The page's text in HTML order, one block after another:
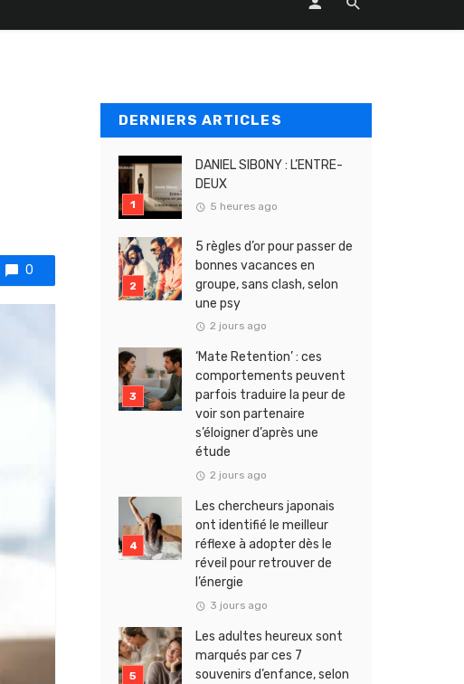
0
DERNIERS ARTICLES
DANIEL SIBONY : L’ENTRE-
DEUX
5 heures ago
5 règles d’or pour passer de
bonnes vacances en
groupe, sans clash, selon
une psy
2 jours ago
‘Mate Retention’ : ces
comportements peuvent
parfois traduire la peur de
voir son partenaire
s’éloigner d’après une
étude
2 jours ago
Les chercheurs japonais
ont identifié le meilleur
réflexe à adopter dès le
réveil pour retrouver de
l’énergie
3 jours ago
Les adultes heureux sont
marqués par ces 7
souvenirs d’enfance, selon